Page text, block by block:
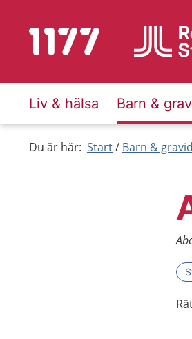
Till startsidan för 1177
Liv & hälsa Barn &
Du är här: Start Barn & gravid